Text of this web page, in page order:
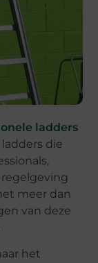
ladders
die
meer dan
van deze
het